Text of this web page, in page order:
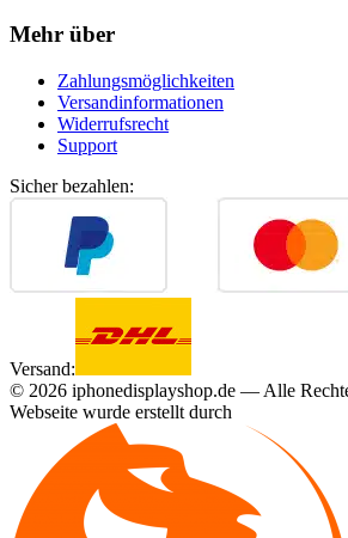
Mehr über
Zahlungsmöglichkeiten
Versandinformationen
Widerrufsrecht
Support
Sicher bezahlen:
Versand:
© 2026 iphonedisplayshop.de — Alle
Webseite wurde erstellt durch